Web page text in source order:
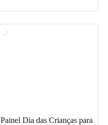
Painel Dia das Crianças para